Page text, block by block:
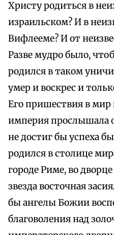
Христу родиться в
израильском? И в
Вифлееме? И от
Разве мудро было,
родился в таком
умер и воскрес и
Его пришествия в мир
империя прослышала
не достиг бы успеха
родился в столице
городе Риме, во
звезда восточная
бы ангелы Божии
благоволения над